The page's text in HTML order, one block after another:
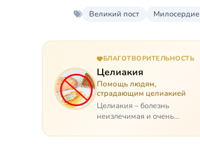
Великий пост Милосердие
БЛАГОТВОРИТЕЛЬНОСТЬ
Целиакия
Помощь людям,
страдающим целиакией
Целиакия – болезнь
неизлечимая и очень
невозможно заразиться.